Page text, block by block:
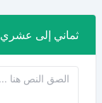
ثماني إلى عشري